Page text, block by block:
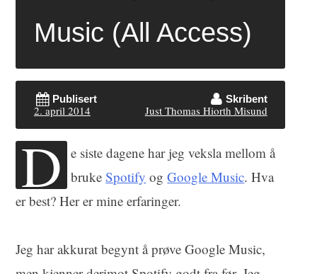
Music (All Access)
Publisert
2. april 2014
Skribent
Just Thomas Hiorth Misund
D e siste dagene har jeg veksla mellom å
brukeSpotify ogGoogle Music. Hva
er best? Her er mine erfaringer.
Jeg har akkurat begynt å prøve Google Music,